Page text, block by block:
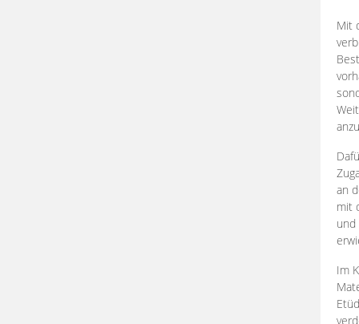
Mit
an
mit
und
Im